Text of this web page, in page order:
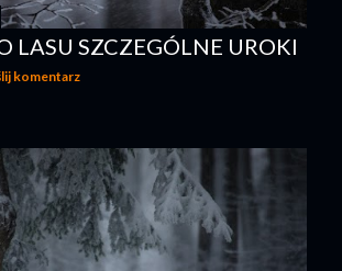
LASU SZCZEGÓLNE UROKI
komentarz